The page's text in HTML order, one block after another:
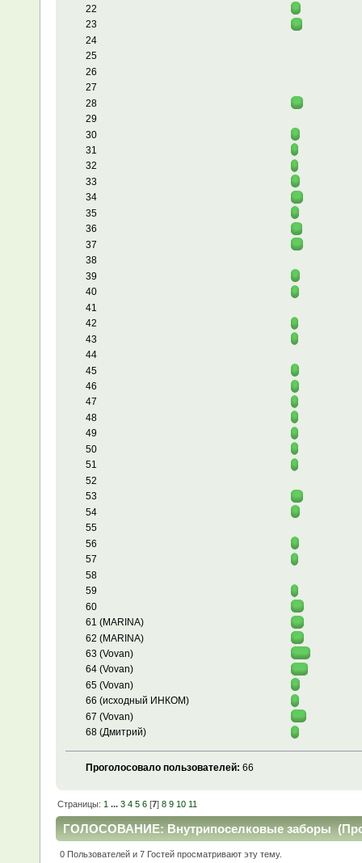
22
23
24
25
26
27
28
29
30
31
32
33
34
35
36
37
38
39
40
41
42
43
44
45
46
47
48
49
50
51
52
53
54
55
56
57
58
59
60
61 (MARINA)
62 (MARINA)
63 (Vovan)
64 (Vovan)
65 (Vovan)
66 (исходный ИНКОМ)
67 (Vovan)
68 (Дмитрий)
Проголосовало пользователей: 66
Страницы: 1 ...3 4 5 6 [7]8 9 10 11
ГОЛОСОВАНИЕ: Внутрипоселковые заборы
0 Пользователей и 7 Гостей просматривают эту тему.